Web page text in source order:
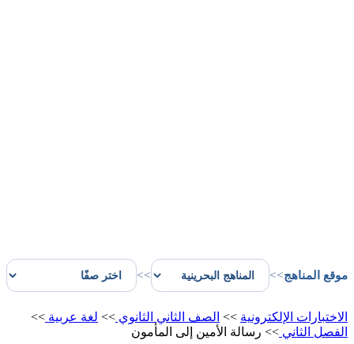
موقع المناهج>>
>>
الاختبارات الإلكترونية >> الصف الثاني الثانوي >> لغة عربية >>
الفصل الثاني >> رسالة الأمين إلى المأمون